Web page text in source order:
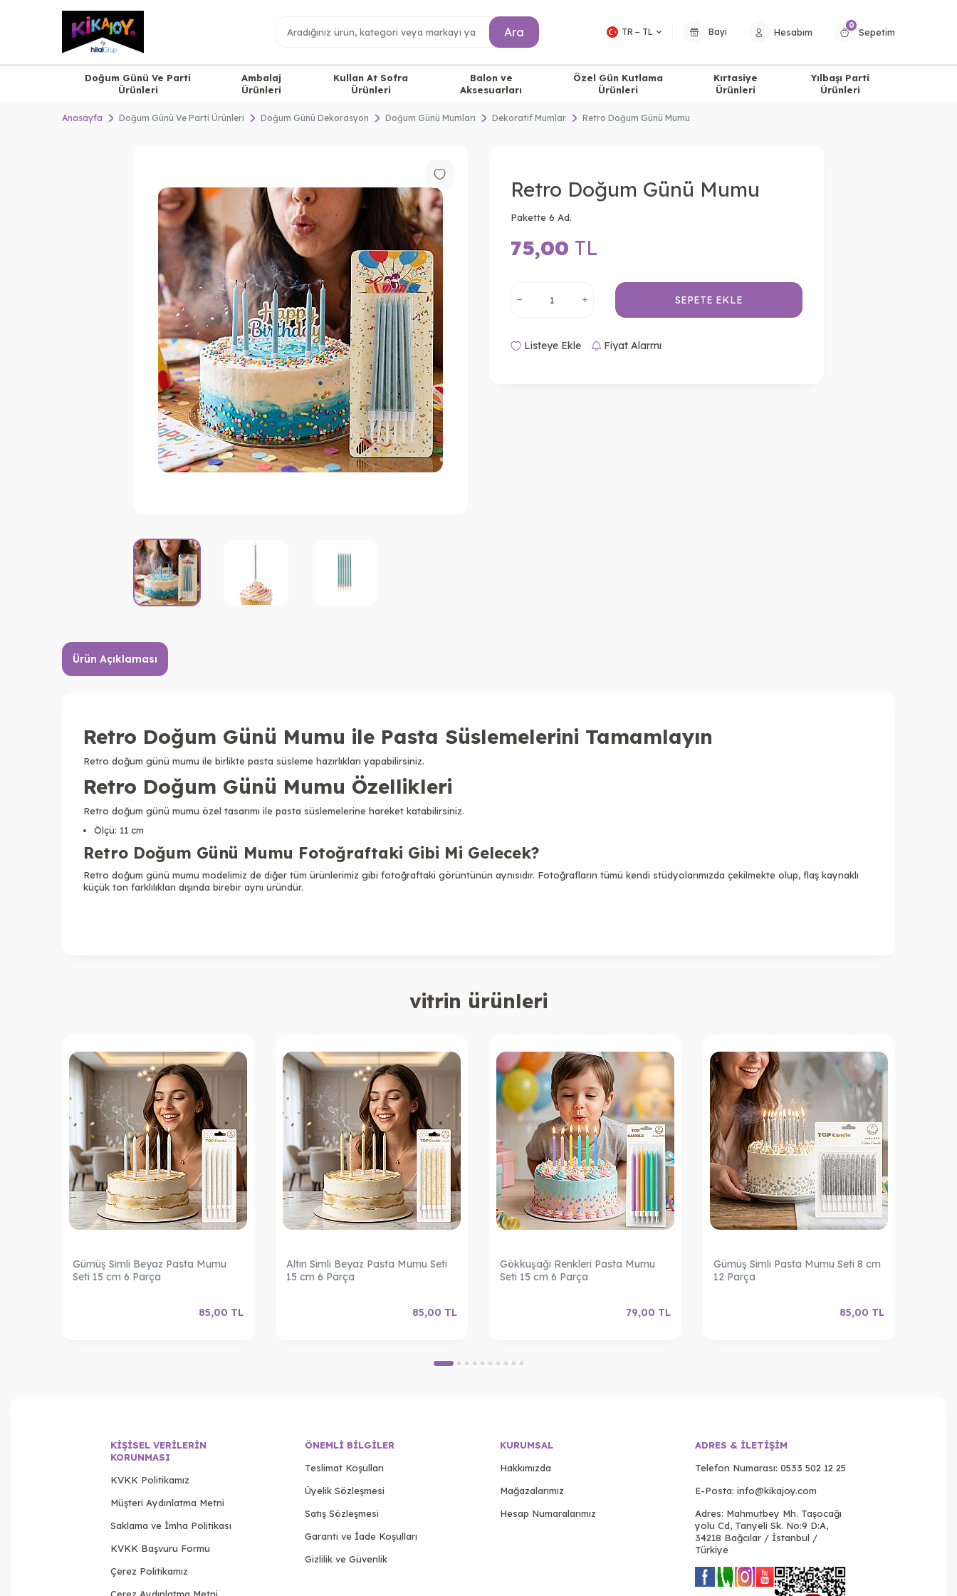
Ara TR − TL Bayi Hesabım
0
Sepetim
Doğum Günü Ve Parti
Ürünleri
Ambalaj
Ürünleri
Kullan At Sofra
Ürünleri
Balon ve
Aksesuarları
Özel Gün Kutlama
Ürünleri
Kırtasiye
Ürünleri
Yılbaşı Parti
Ürünleri
Anasayfa Doğum Günü Ve Parti Ürünleri Doğum Günü Dekorasyon Doğum Günü Mumları Dekoratif Mumlar Retro Doğum Günü Mumu
Retro Doğum Günü Mumu
Pakette 6 Ad.
75,00 TL
SEPETE EKLE
Listeye Ekle Fiyat Alarmı
Ürün Açıklaması
Retro Doğum Günü Mumu ile Pasta Süslemelerini Tamamlayın
Retro doğum günü mumu ile birlikte pasta süsleme hazırlıkları yapabilirsiniz.
Retro Doğum Günü Mumu Özellikleri
Retro doğum günü mumu özel tasarımı ile pasta süslemelerine hareket katabilirsiniz.
Ölçü: 11 cm
Retro Doğum Günü Mumu Fotoğraftaki Gibi Mi Gelecek?
Retro doğum günü mumu modelimiz de diğer tüm ürünlerimiz gibi fotoğraftaki görüntünün aynısıdır. Fotoğrafların tümü kendi stüdyolarımızda çekilmekte olup, flaş kaynaklı
küçük ton farklılıkları dışında birebir aynı üründür.
vitrin ürünleri
Gümüş Simli Beyaz Pasta Mumu
Seti 15 cm 6 Parça
85,00 TL
Altın Simli Beyaz Pasta Mumu Seti
15 cm 6 Parça
85,00 TL
Gökkuşağı Renkleri Pasta Mumu
Seti 15 cm 6 Parça
79,00 TL
Gümüş Simli Pasta Mumu Seti 8 cm
12 Parça
85,00 TL
KIŞISEL VERILERIN
KORUNMASI
KVKK Politikamız
Müşteri Aydınlatma Metni
Saklama ve İmha Politikası
KVKK Başvuru Formu
Çerez Politikamız
Çerez Aydınlatma Metni
ÖNEMLI BILGILER
Teslimat Koşulları
Üyelik Sözleşmesi
Satış Sözleşmesi
Garanti ve İade Koşulları
Gizlilik ve Güvenlik
KURUMSAL
Hakkımızda
Mağazalarımız
Hesap Numaralarımız
ADRES & İLETIŞIM
Telefon Numarası: 0533 502 12 25
E-Posta: info@kikajoy.com
Adres: Mahmutbey Mh. Taşocağı
yolu Cd, Tanyeli Sk. No:9 D:A,
34218 Bağcılar / İstanbul /
Türkiye